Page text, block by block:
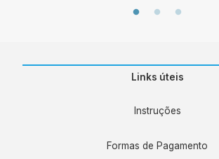
Links úteis
Instruções
Formas de Pagamento